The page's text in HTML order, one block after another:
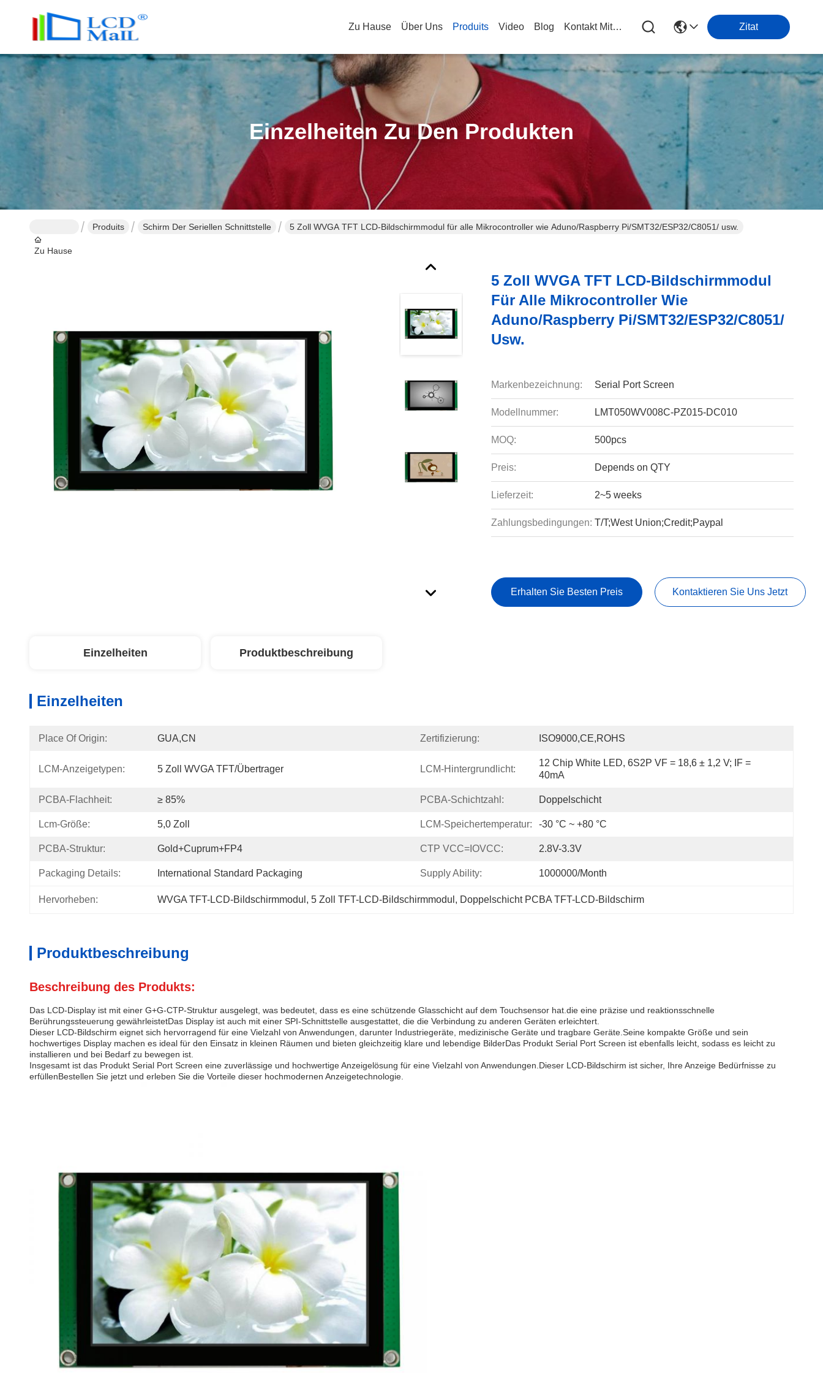
Zu Hause Über Uns Produits Video Blog Kontakt Mit Uns Zitat
Einzelheiten Zu Den Produkten
Zu Hause
Produits Schirm Der Seriellen Schnittstelle 5 Zoll WVGA TFT LCD-Bildschirmmodul für alle Mikrocontroller wie Aduno/Raspberry Pi/SMT32/ESP32/C8051/ usw.
5 Zoll WVGA TFT LCD-Bildschirmmodul
Für Alle Mikrocontroller Wie
Aduno/Raspberry Pi/SMT32/ESP32/C8051/
Usw.
Markenbezeichnung: Serial Port Screen
Modellnummer: LMT050WV008C-PZ015-DC010
MOQ: 500pcs
Preis: Depends on QTY
Lieferzeit: 2~5 weeks
Zahlungsbedingungen: T/T;West Union;Credit;Paypal
Erhalten Sie Besten Preis Kontaktieren Sie Uns Jetzt
Einzelheiten Produktbeschreibung
Einzelheiten
Place Of Origin: GUA,CN Zertifizierung: ISO9000,CE,ROHS
LCM-Anzeigetypen: 5 Zoll WVGA TFT/Übertrager LCM-Hintergrundlicht:
12 Chip White LED, 6S2P VF = 18,6 ± 1,2 V; IF =
40mA
PCBA-Flachheit: ≥ 85% PCBA-Schichtzahl: Doppelschicht
Lcm-Größe: 5,0 Zoll LCM-Speichertemperatur: -30 °C ~ +80 °C
PCBA-Struktur: Gold+Cuprum+FP4 CTP VCC=IOVCC: 2.8V-3.3V
Packaging Details: International Standard Packaging Supply Ability: 1000000/month
Hervorheben: WVGA TFT-LCD-Bildschirmmodul , 5 Zoll TFT-LCD-Bildschirmmodul , Doppelschicht PCBA TFT-LCD-Bildschirm
Produktbeschreibung
Beschreibung des Produkts:
Das LCD-Display ist mit einer G+G-CTP-Struktur ausgelegt, was bedeutet, dass es eine schützende Glasschicht auf dem Touchsensor hat.die eine präzise und reaktionsschnelle
Berührungssteuerung gewährleistetDas Display ist auch mit einer SPI-Schnittstelle ausgestattet, die die Verbindung zu anderen Geräten erleichtert.
Dieser LCD-Bildschirm eignet sich hervorragend für eine Vielzahl von Anwendungen, darunter Industriegeräte, medizinische Geräte und tragbare Geräte.Seine kompakte Größe und sein
hochwertiges Display machen es ideal für den Einsatz in kleinen Räumen und bieten gleichzeitig klare und lebendige BilderDas Produkt Serial Port Screen ist ebenfalls leicht, sodass es leicht zu
installieren und bei Bedarf zu bewegen ist.
Insgesamt ist das Produkt Serial Port Screen eine zuverlässige und hochwertige Anzeigelösung für eine Vielzahl von Anwendungen.Dieser LCD-Bildschirm ist sicher, Ihre Anzeige Bedürfnisse zu
erfüllenBestellen Sie jetzt und erleben Sie die Vorteile dieser hochmodernen Anzeigetechnologie.